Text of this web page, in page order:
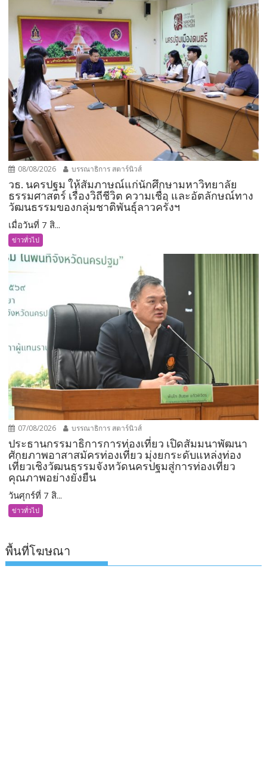
08/08/2026 บรรณาธิการ สตาร์นิวส์
วธ. นครปฐม ให้สัมภาษณ์แก่นักศึกษามหาวิทยาลัย
ธรรมศาสตร์ เรื่องวิถีชีวิต ความเชื่อ และอัตลักษณ์ทาง
วัฒนธรรมของกลุ่มชาติพันธุ์ลาวครั่งฯ
เมื่อวันที่ 7 สิ...
ข่าวทั่วไป
07/08/2026 บรรณาธิการ สตาร์นิวส์
ประธานกรรมาธิการการท่องเที่ยว เปิดสัมมนาพัฒนา
ศักยภาพอาสาสมัครท่องเที่ยว มุ่งยกระดับแหล่งท่อง
เที่ยวเชิงวัฒนธรรมจังหวัดนครปฐมสู่การท่องเที่ยว
คุณภาพอย่างยั่งยืน
วันศุกร์ที่ 7 สิ...
ข่าวทั่วไป
พื้นที่โฆษณา